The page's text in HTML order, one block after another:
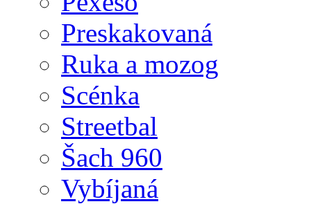
Preskakovaná
Ruka a mozog
Scénka
Streetbal
Šach 960
Vybíjaná